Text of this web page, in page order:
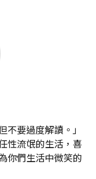
不要過度解讀。」
性流氓的生活，喜
你們生活中微笑的